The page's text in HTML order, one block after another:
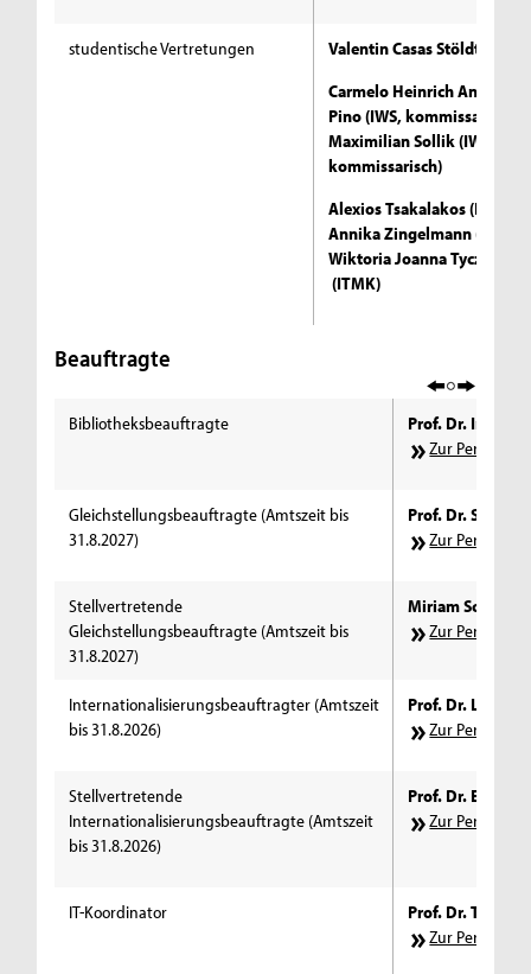
studentische Vertretungen
Valentin Casas Stöldt (IWS)
Carmelo Heinrich Antonio
Pino (IWS, kommissarisch)
Maximilian Sollik (IWS,
kommissarisch)
Alexios Tsakalakos (ITMK)
Annika Zingelmann (ITMK)
Wiktoria Joanna
(ITMK)
Beauftragte
Bibliotheksbeauftragte
Prof. Dr. Inka
Zur
Gleichstellungsbeauftragte (Amtszeit bis
31.8.2027)
Prof. Dr. Sigrid
Zur
Stellvertretende
Gleichstellungsbeauftragte (Amtszeit bis
31.8.2027)
Miriam Schmitz
Zur
Internationalisierungsbeauftragter (Amtszeit
bis 31.8.2026)
Prof. Dr. Lars
Zur
Stellvertretende
Internationalisierungsbeauftragte (Amtszeit
bis 31.8.2026)
Prof. Dr. Elke
Zur
IT-Koordinator
Prof. Dr. Tobias
Zur